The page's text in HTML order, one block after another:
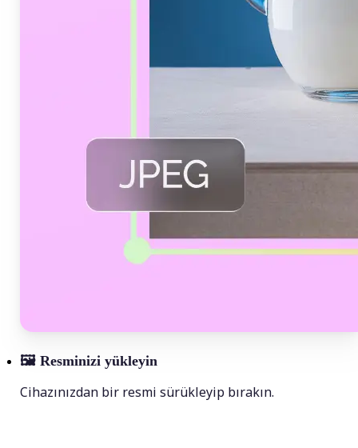
🖼 Resminizi yükleyin
Cihazınızdan bir resmi sürükleyip bırakın.